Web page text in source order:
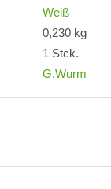
Weiß
0,230 kg
1 Stck.
G.Wurm